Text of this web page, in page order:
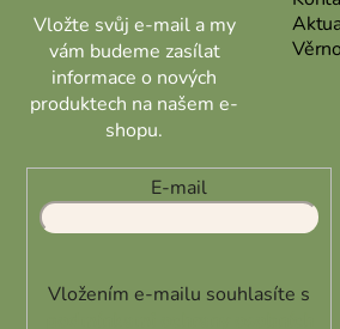
Vložte svůj e-mail a my
vám budeme zasílat
informace o nových
produktech na našem e-
shopu.
E-mail
Vložením e-mailu souhlasíte s